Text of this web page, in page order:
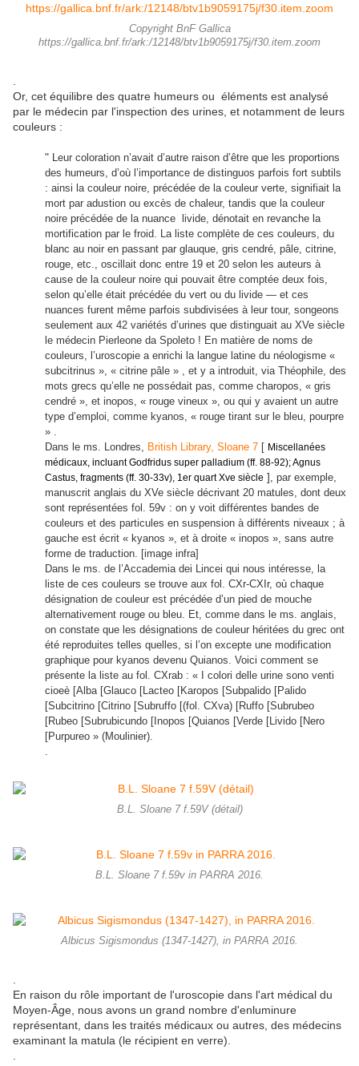
Copyright BnF Gallica
https://gallica.bnf.fr/ark:/12148/btv1b9059175j/f30.item.zoom
Or, cet équilibre des quatre humeurs ou éléments est analysé
par le médecin par l'inspection des urines, et notamment de leurs
couleurs :
" Leur coloration n’avait d’autre raison d’être que les proportions
des humeurs, d’où l’importance de distinguos parfois fort subtils
: ainsi la couleur noire, précédée de la couleur verte, signifiait la
mort par adustion ou excès de chaleur, tandis que la couleur
noire précédée de la nuance livide, dénotait en revanche la
mortification par le froid. La liste complète de ces couleurs, du
blanc au noir en passant par glauque, gris cendré, pâle, citrine,
rouge, etc., oscillait donc entre 19 et 20 selon les auteurs à
cause de la couleur noire qui pouvait être comptée deux fois,
selon qu’elle était précédée du vert ou du livide — et ces
nuances furent même parfois subdivisées à leur tour, songeons
seulement aux 42 variétés d’urines que distinguait au XVe siècle
le médecin Pierleone da Spoleto ! En matière de noms de
couleurs, l’uroscopie a enrichi la langue latine du néologisme «
subcitrinus », « citrine pâle » , et y a introduit, via Théophile, des
mots grecs qu’elle ne possédait pas, comme charopos, « gris
cendré », et inopos, « rouge vineux », ou qui y avaient un autre
type d’emploi, comme kyanos, « rouge tirant sur le bleu, pourpre
» .
Dans le ms. Londres, British Library, Sloane 7 [ Miscellanées
médicaux, incluant Godfridus super palladium (ff. 88-92); Agnus
Castus, fragments (ff. 30-33v), 1er quart Xve siècle ], par exemple,
manuscrit anglais du XVe siècle décrivant 20 matules, dont deux
sont représentées fol. 59v : on y voit différentes bandes de
couleurs et des particules en suspension à différents niveaux ; à
gauche est écrit « kyanos », et à droite « inopos », sans autre
forme de traduction. [image infra]
Dans le ms. de l’Accademia dei Lincei qui nous intéresse, la
liste de ces couleurs se trouve aux fol. CXr-CXIr, où chaque
désignation de couleur est précédée d’un pied de mouche
alternativement rouge ou bleu. Et, comme dans le ms. anglais,
on constate que les désignations de couleur héritées du grec ont
été reproduites telles quelles, si l’on excepte une modification
graphique pour kyanos devenu Quianos. Voici comment se
présente la liste au fol. CXrab : « I colori delle urine sono venti
cioeè [Alba [Glauco [Lacteo [Karopos [Subpalido [Palido
[Subcitrino [Citrino [Subruffo [(fol. CXva) [Ruffo [Subrubeo
[Rubeo [Subrubicundo [Inopos [Quianos [Verde [Livido [Nero
[Purpureo » (Moulinier).
.
B.L. Sloane 7 f.59V (détail)
B.L. Sloane 7 f.59v in PARRA 2016.
Albicus Sigismondus (1347-1427), in PARRA 2016.
En raison du rôle important de l'uroscopie dans l'art médical du
Moyen-Âge, nous avons un grand nombre d'enluminure
représentant, dans les traités médicaux ou autres, des médecins
examinant la matula (le récipient en verre).